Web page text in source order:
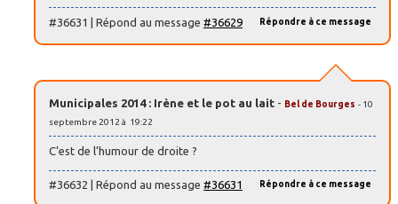
Répondre à ce message
#36631 | Répond au message #36629
Municipales 2014 : Irène et le pot au lait - Bel de Bourges - 10
septembre 2012 à 19:22
C’est de l’humour de droite ?
Répondre à ce message
#36632 | Répond au message #36631